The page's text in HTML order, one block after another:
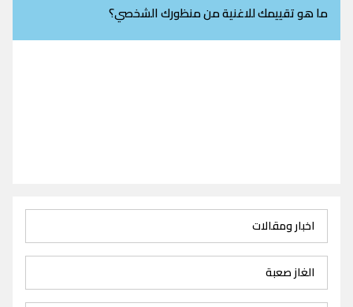
ما هو تقييمك للاغنية من منظورك الشخصي؟
اخبار ومقالات
الغاز صعبة